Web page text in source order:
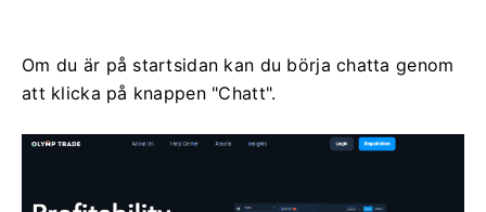
Om du är på startsidan kan du börja chatta genom
att klicka på knappen "Chatt".